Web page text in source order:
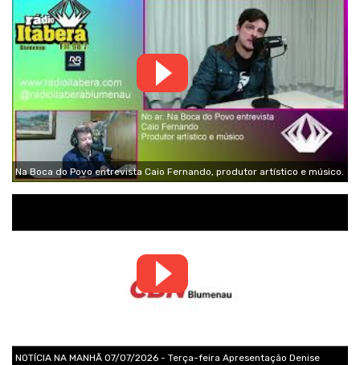
Na Boca do Povo entrevista Caio Fernando, produtor artístico e músico.
NOTÍCIA NA MANHÃ 07/07/2026 - Terça-feira Apresentação Denise